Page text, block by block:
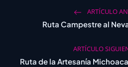
ARTÍCULO
Ruta Campestre al
ARTÍCULO
Ruta de la Artesanía